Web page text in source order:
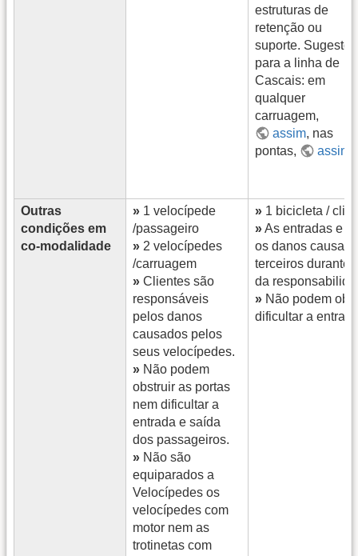
estruturas de
retenção ou
suporte.
para a linha de
Cascais: em
qualquer
carruagem,
assim, nas
pontas,
assim
Outras
condições em
co-modalidade
» 1 velocípede
/passageiro
» 2 velocípedes
/carruagem
» Clientes são
responsáveis
pelos danos
causados pelos
seus velocípedes.
» Não podem
obstruir as portas
nem dificultar a
entrada e saída
dos passageiros.
» Não são
equiparados a
Velocípedes os
velocípedes com
motor nem as
trotinetas com
» 1 bicicleta /
»As entradas e
os danos
terceiros durante
da
» Não podem
dificultar a